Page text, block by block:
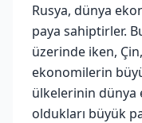
Rusya, dünya
paya sahiptirler.
üzerinde iken,
ekonomilerin
ülkelerinin dünya
oldukları büyük